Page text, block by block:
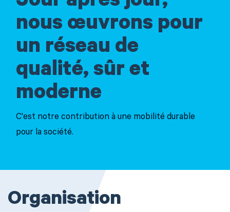
nous œuvrons pour
un réseau de
qualité, sûr et
moderne
C'est notre contribution à une mobilité durable
pour la société.
Organisation